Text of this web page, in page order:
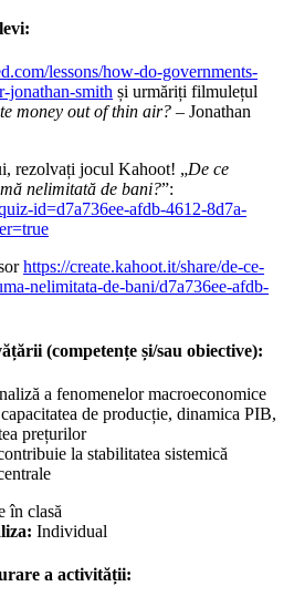
lessons/how-do-governments-
jonathan-smith și urmăriți filmulețul
money out of thin air? – Jonathan
rezolvați jocul Kahoot! „De ce
nelimitată de bani?”:
id=d7a736ee-afdb-4612-8d7a-
https://create.kahoot.it/share/de-ce-
nelimitata-de-bani/d7a736ee-afdb-
(competențe și/sau obiective):
a fenomenelor macroeconomice
de producție, dinamica PIB,
prețurilor
la stabilitatea sistemică
în clasă
Individual
a activității: